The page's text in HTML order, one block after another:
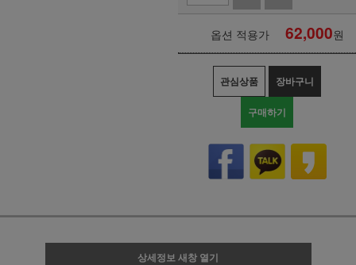
옵션 적용가 62,000원
관심상품 장바구니
구매하기
상세정보 새창 열기